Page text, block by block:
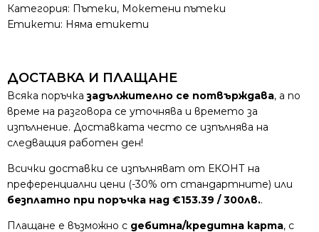
Категория: Пътеки, Мокетени пътеки
Етикети: Няма етикети
ДОСТАВКА И ПЛАЩАНЕ
Всяка поръчказадължително се потвърждава, а по
време на разговора се уточнява и времето за
изпълнение. Доставката често се изпълнява на
следващия работен ден!
Всички доставки се изпълняват от ЕКОНТ на
преференциални цени (-30% от стандартните) или
безплатно при поръчка над €153.39 / 300лв..
Плащане е възможно с дебитна/кредитна карта, с